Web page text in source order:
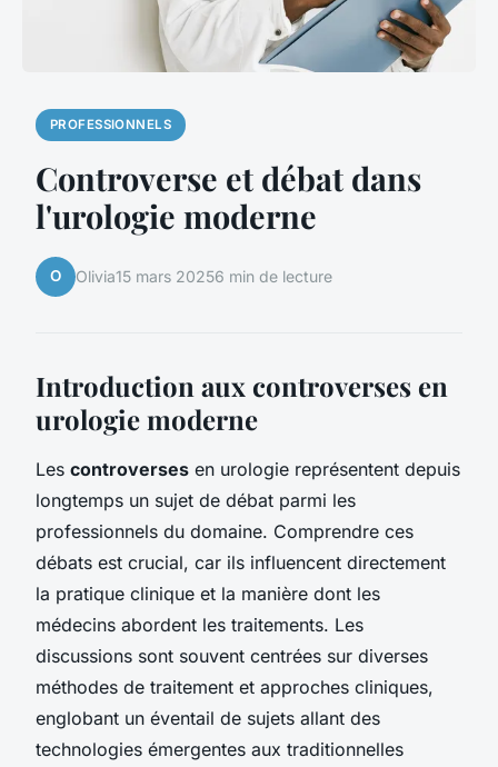
PROFESSIONNELS
Controverse et débat dans
l'urologie moderne
O Olivia15 mars 20256 min de lecture
Introduction aux controverses en
urologie moderne
Les controverses en urologie représentent depuis
longtemps un sujet de débat parmi les
professionnels du domaine. Comprendre ces
débats est crucial, car ils influencent directement
la pratique clinique et la manière dont les
médecins abordent les traitements. Les
discussions sont souvent centrées sur diverses
méthodes de traitement et approches cliniques,
englobant un éventail de sujets allant des
technologies émergentes aux traditionnelles